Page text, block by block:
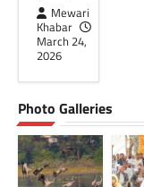
Mewari
Khabar
March 24,
2026
Photo Galleries